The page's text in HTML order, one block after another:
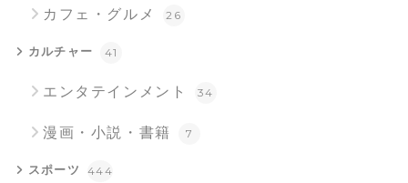
カフェ・グルメ 26
カルチャー 41
エンタテインメント 34
漫画・小説・書籍 7
スポーツ 444